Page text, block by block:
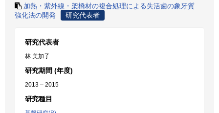
加熱・紫外線・架橋材の複合処理による失活歯の象牙質
強化法の開発
研究代表者
研究代表者
林 美加子
研究期間 (年度)
2013 – 2015
研究種目